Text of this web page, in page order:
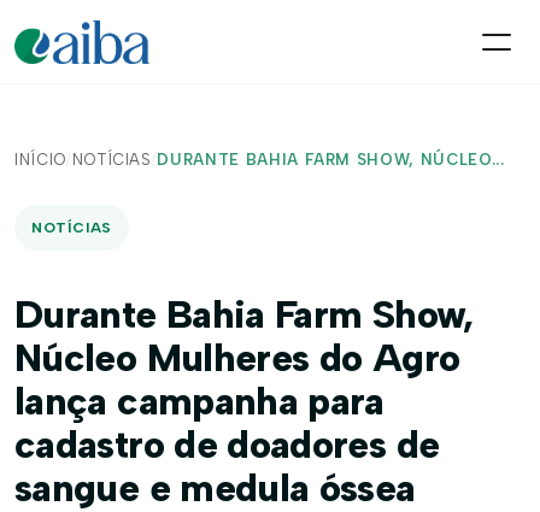
INÍCIO/ NOTÍCIAS / DURANTE BAHIA FARM SHOW, NÚCLEO...
NOTÍCIAS
Durante Bahia Farm Show,
Núcleo Mulheres do Agro
lança campanha para
cadastro de doadores de
sangue e medula óssea